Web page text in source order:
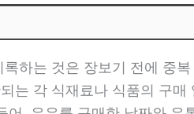
하는 것은 장보기 전에 중
는 각 식재료나 식품의 구